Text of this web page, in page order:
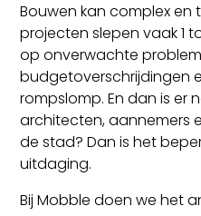
Bouwen kan complex en
projecten slepen vaak 1
op onverwachte
budgetoverschrijdingen
rompslomp. En dan is er
architecten, aannemers
de stad? Dan is het
uitdaging.
Bij Mobble doen we het